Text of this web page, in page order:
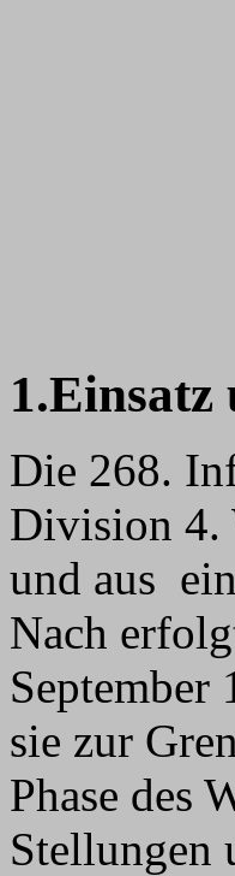
Die 268.
Division 4.
und aus
Nach
September
sie zur
Phase des
Stellungen